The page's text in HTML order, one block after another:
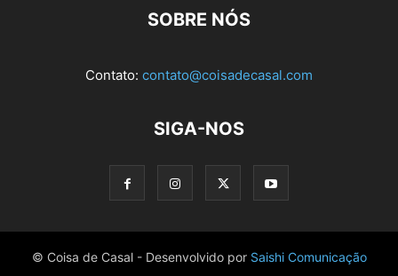
SOBRE NÓS
Contato: contato@coisadecasal.com
SIGA-NOS
© Coisa de Casal - Desenvolvido por Saishi Comunicação